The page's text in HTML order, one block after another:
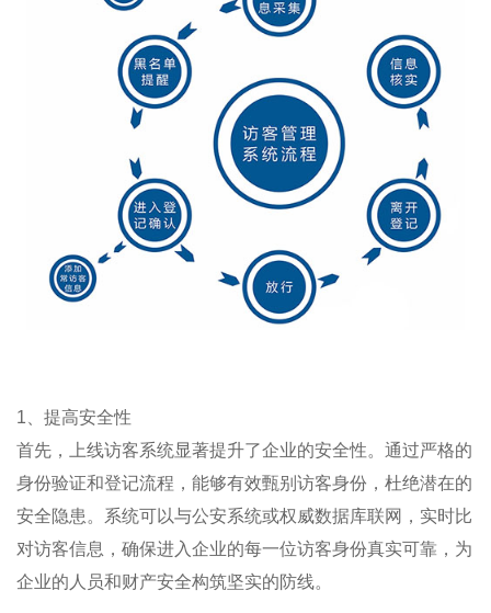
1、提高安全性
首先，上线访客系统显著提升了企业的安全性。通过严格的
身份验证和登记流程，能够有效甄别访客身份，杜绝潜在的
安全隐患。系统可以与公安系统或权威数据库联网，实时比
对访客信息，确保进入企业的每一位访客身份真实可靠，为
企业的人员和财产安全构筑坚实的防线。